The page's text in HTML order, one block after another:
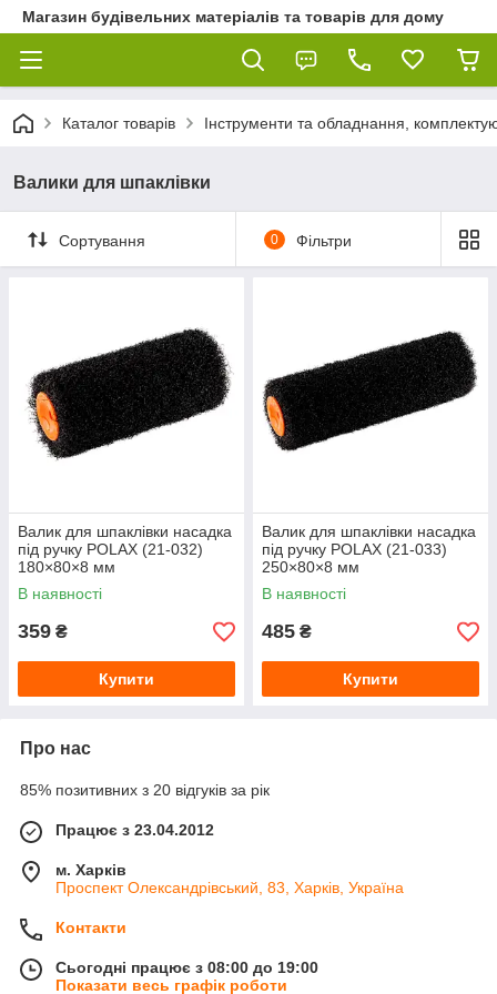
Магазин будівельних матеріалів та товарів для дому
Каталог товарів Інструменти та обладнання,
Валики для шпаклівки
Сортування 0 Фільтри
Валик для шпаклівки насадка
під ручку POLAX (21-032)
180×80×8 мм
В наявності
359 ₴
Купити
Валик для шпаклівки насадка
під ручку POLAX (21-033)
250×80×8 мм
В наявності
485 ₴
Купити
Про нас
85% позитивних з 20 відгуків за рік
Працює з 23.04.2012
м. Харків
Проспект Олександрівський, 83, Харків, Україна
Контакти
Сьогодні працює з 08:00 до 19:00
Показати весь графік роботи